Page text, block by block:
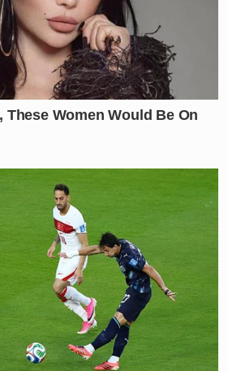
demonstra a importância do
e do uso de tecnologias de
garantir a transparência e
críticas. O suspeito foi detido e
Judiciária, onde responderá
enquanto as vítimas recebem
o trauma.